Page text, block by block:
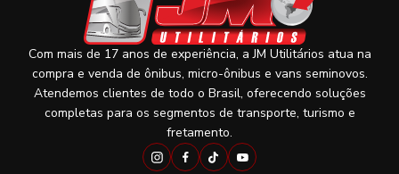
Com mais de 17 anos de experiência, a JM Utilitários atua na
compra e venda de ônibus, micro-ônibus e vans seminovos.
Atendemos clientes de todo o Brasil, oferecendo soluções
completas para os segmentos de transporte, turismo e
fretamento.